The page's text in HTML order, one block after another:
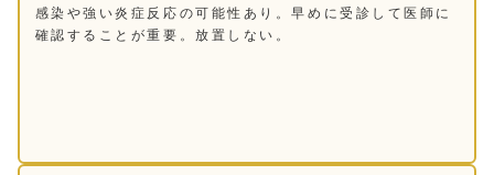
感染や強い炎症反応の可能性あり。早めに受診して医師に
確認することが重要。放置しない。